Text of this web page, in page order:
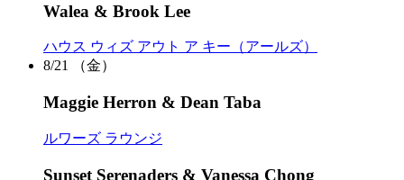
Walea & Brook Lee
ハウス ウィズ アウト ア キー（アールズ）
8/21
（金）
Maggie Herron & Dean Taba
ルワーズ ラウンジ
Sunset Serenaders & Vanessa Chong